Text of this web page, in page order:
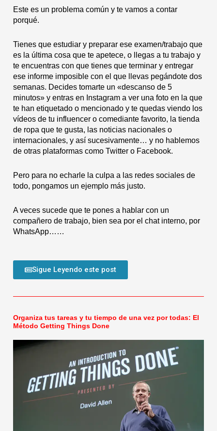
Este es un problema común y te vamos a contar
porqué.
Tienes que estudiar y preparar ese examen/trabajo que
es la última cosa que te apetece, o llegas a tu trabajo y
te encuentras con que tienes que terminar y entregar
ese informe imposible con el que llevas pegándote dos
semanas. Decides tomarte un «descanso de 5
minutos» y entras en Instagram a ver una foto en la que
te han etiquetado o mencionado y te quedas viendo los
vídeos de tu influencer o comediante favorito, la tienda
de ropa que te gusta, las noticias nacionales o
internacionales, y así sucesivamente… y no hablemos
de otras plataformas como Twitter o Facebook.
Pero para no echarle la culpa a las redes sociales de
todo, pongamos un ejemplo más justo.
A veces sucede que te pones a hablar con un
compañero de trabajo, bien sea por el chat interno, por
WhatsApp……
Sigue Leyendo este post
Organiza tus tareas y tu tiempo de una vez por todas: El
Método Getting Things Done